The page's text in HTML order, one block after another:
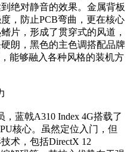
绝对静音的效果。金属背板
，防止PCB弯曲，更在核心
片，形成了贯穿式的风道，
朗，黑色的主色调搭配品牌
能够融入各种风格的装机方
蓝戟A310 Index 4G搭载了
核心。虽然定位入门，但
术，包括DirectX 12